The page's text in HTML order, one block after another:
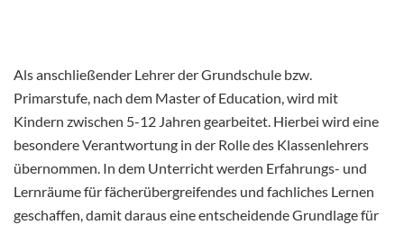
Als anschließender Lehrer der Grundschule bzw.
Primarstufe, nach dem Master of Education, wird mit
Kindern zwischen 5-12 Jahren gearbeitet. Hierbei wird eine
besondere Verantwortung in der Rolle des Klassenlehrers
übernommen. In dem Unterricht werden Erfahrungs- und
Lernräume für fächerübergreifendes und fachliches Lernen
geschaffen, damit daraus eine entscheidende Grundlage für